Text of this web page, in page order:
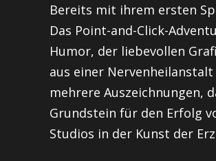
Bereits mit ihrem ersten
Das Point-and-Click-
Humor, der liebevollen
aus einer
mehrere Auszeichnungen,
Grundstein für den Erfolg
Studios in der Kunst der